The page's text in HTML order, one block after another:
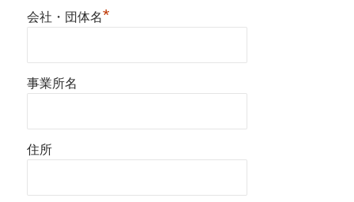
会社・団体名*
事業所名
住所